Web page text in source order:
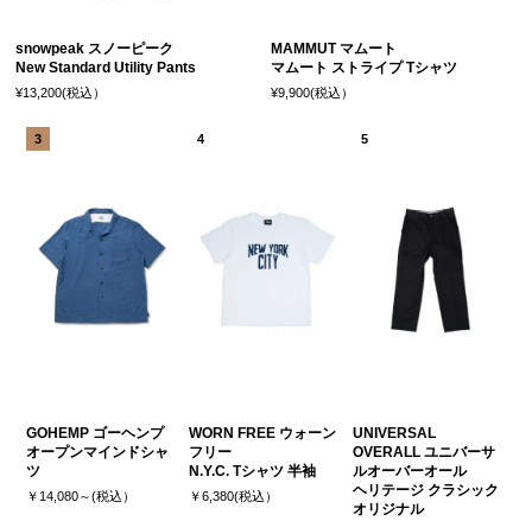
snowpeak スノーピーク
New Standard Utility Pants
¥13,200(税込）
MAMMUT マムート
マムート ストライプ Tシャツ
¥9,900(税込）
GOHEMP ゴーヘンプ
オープンマインドシャ
ツ
￥14,080～(税込）
WORN FREE ウォーン
フリー
N.Y.C. Tシャツ 半袖
￥6,380(税込）
UNIVERSAL
OVERALL ユニバーサ
ルオーバーオール
ヘリテージ クラシック
オリジナル